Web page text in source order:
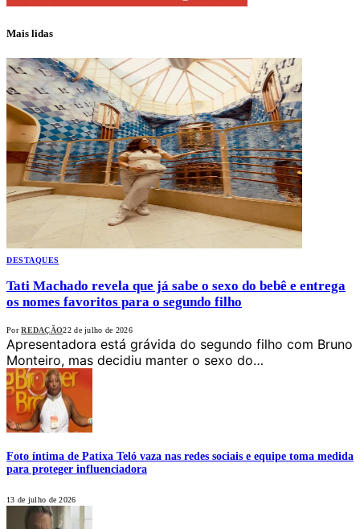
Mais lidas
DESTAQUES
Tati Machado revela que já sabe o sexo do bebê e entrega
os nomes favoritos para o segundo filho
Por REDAÇÃO22 de julho de 2026
Apresentadora está grávida do segundo filho com Bruno
Monteiro, mas decidiu manter o sexo do…
Foto íntima de Patixa Teló vaza nas redes sociais e equipe toma medida
para proteger influenciadora
13 de julho de 2026